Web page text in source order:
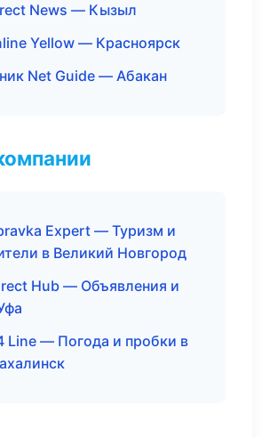
News — Кызыл
Yellow — Красноярск
Net Guide — Абакан
Expert — Туризм и
в Великий Новгород
Hub — Объявления и
Line — Погода и пробки в